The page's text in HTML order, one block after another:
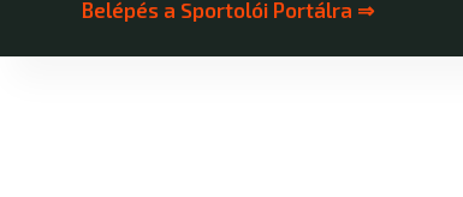
Belépés a Sportolói Portálra ⇒